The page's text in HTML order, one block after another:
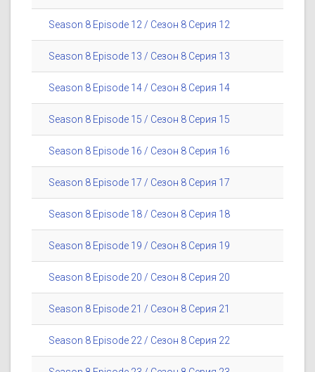
Season 8 Episode 12 / Сезон 8 Серия 12
Season 8 Episode 13 / Сезон 8 Серия 13
Season 8 Episode 14 / Сезон 8 Серия 14
Season 8 Episode 15 / Сезон 8 Серия 15
Season 8 Episode 16 / Сезон 8 Серия 16
Season 8 Episode 17 / Сезон 8 Серия 17
Season 8 Episode 18 / Сезон 8 Серия 18
Season 8 Episode 19 / Сезон 8 Серия 19
Season 8 Episode 20 / Сезон 8 Серия 20
Season 8 Episode 21 / Сезон 8 Серия 21
Season 8 Episode 22 / Сезон 8 Серия 22